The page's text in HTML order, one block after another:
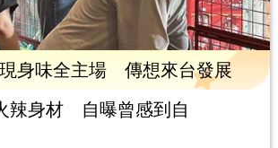
身味全主場 傳想來台發展
辣身材 自曝曾感到自